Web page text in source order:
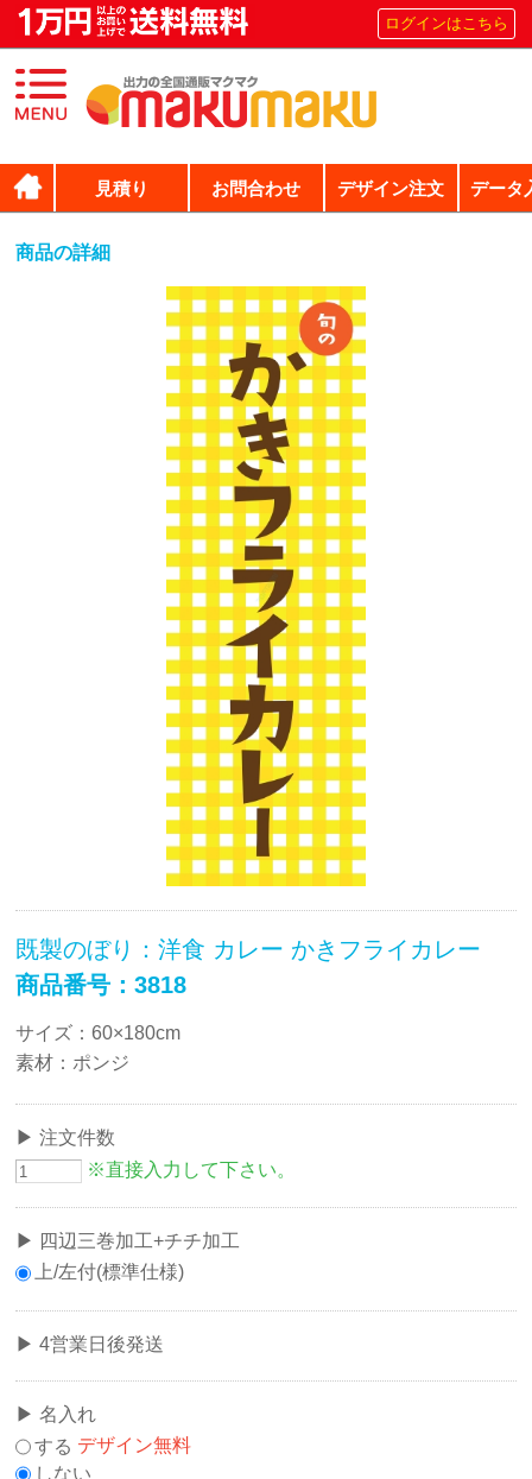
ログインはこちら
見積り お問合わせ デザイン注文 データ
商品の詳細
既製のぼり：洋食 カレー かきフライカレー
商品番号：3818
サイズ：60×180cm
素材：ポンジ
注文件数
※直接入力して下さい。
四辺三巻加工+チチ加工
上/左付(標準仕様)
4営業日後発送
名入れ
する デザイン無料
しない